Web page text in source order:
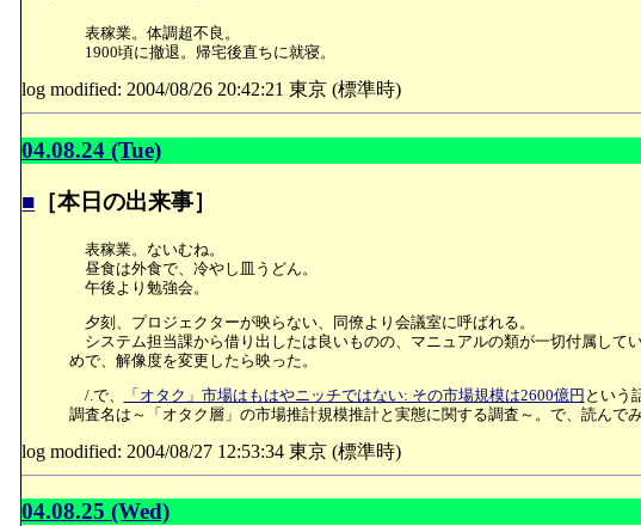
表稼業。体調超不良。
1900頃に撤退。帰宅後直ちに就寝。
log modified: 2004/08/26 20:42:21 東京 (標準時)
04.08.24 (Tue)
■ ［本日の出来事］
表稼業。ないむね。
昼食は外食で、冷やし皿うどん。
午後より勉強会。
夕刻、プロジェクターが映らない、同僚より会議室に呼ばれる。
システム担当課から借り出したは良いものの、マニュアルの類が一切付属して
めで、解像度を変更したら映った。
/.で、
「オタク」市場はもはやニッチではない: その市場規模は2600億円 という
調査名は～「オタク層」の市場推計規模推計と実態に関する調査～。で、読んで
log modified: 2004/08/27 12:53:34 東京 (標準時)
04.08.25 (Wed)